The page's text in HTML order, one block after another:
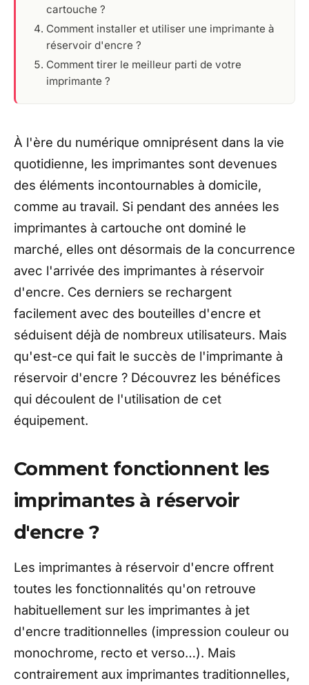
cartouche ?
Comment installer et utiliser une imprimante à
réservoir d'encre ?
Comment tirer le meilleur parti de votre
imprimante ?
À l'ère du numérique omniprésent dans la vie
quotidienne, les imprimantes sont devenues
des éléments incontournables à domicile,
comme au travail. Si pendant des années les
imprimantes à cartouche ont dominé le
marché, elles ont désormais de la concurrence
avec l'arrivée des imprimantes à réservoir
d'encre. Ces derniers se rechargent
facilement avec des bouteilles d'encre et
séduisent déjà de nombreux utilisateurs. Mais
qu'est-ce qui fait le succès de l'imprimante à
réservoir d'encre ? Découvrez les bénéfices
qui découlent de l'utilisation de cet
équipement.
Comment fonctionnent les
imprimantes à réservoir
d'encre ?
Les imprimantes à réservoir d'encre offrent
toutes les fonctionnalités qu'on retrouve
habituellement sur les imprimantes à jet
d'encre traditionnelles (impression couleur ou
monochrome, recto et verso…). Mais
contrairement aux imprimantes traditionnelles,